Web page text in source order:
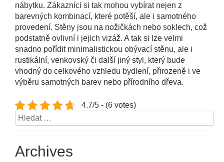
nábytku. Zákazníci si tak mohou vybírat nejen z
barevných kombinací, které potěší, ale i samotného
provedení. Stěny jsou na nožičkách nebo soklech, což
podstatně ovlivní i jejich vizáž. A tak si lze velmi
snadno pořídit minimalistickou obývací stěnu, ale i
rustikální, venkovský či další jiný styl, který bude
vhodný do celkového vzhledu bydlení, přirozeně i ve
výběru samotných barev nebo přírodního dřeva.
4.7/5 - (6 votes)
Vyhledávání
Archives